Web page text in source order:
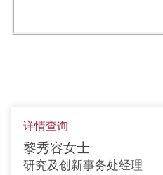
详情查询
黎秀容女士
研究及创新事务处经理